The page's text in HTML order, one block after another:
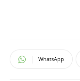
WhatsApp